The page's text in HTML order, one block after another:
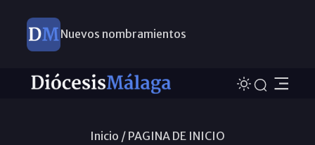
Nuevos nombramientos
Inicio / PAGINA DE INICIO